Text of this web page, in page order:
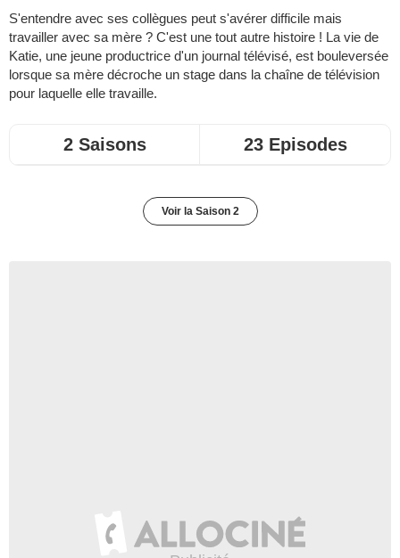
S'entendre avec ses collègues peut s'avérer difficile mais
travailler avec sa mère ? C'est une tout autre histoire ! La vie de
Katie, une jeune productrice d'un journal télévisé, est bouleversée
lorsque sa mère décroche un stage dans la chaîne de télévision
pour laquelle elle travaille.
2 Saisons 23 Episodes
Voir la Saison 2